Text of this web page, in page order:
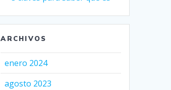
ARCHIVOS
enero 2024
agosto 2023